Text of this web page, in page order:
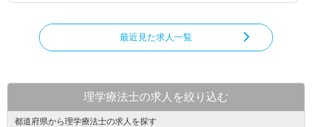
最近見た求人一覧
理学療法士の求人を絞り込む
都道府県から理学療法士の求人を探す